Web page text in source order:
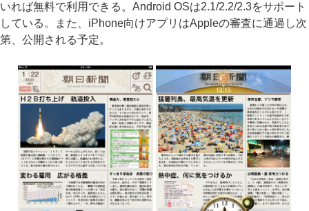
いれば無料で利用できる。Android OSは2.1/2.2/2.3をサポート
している。また、iPhone向けアプリはAppleの審査に通過し次
第、公開される予定。